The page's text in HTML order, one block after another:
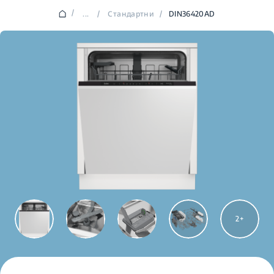
/ ... / Стандартни / DIN36420AD
2